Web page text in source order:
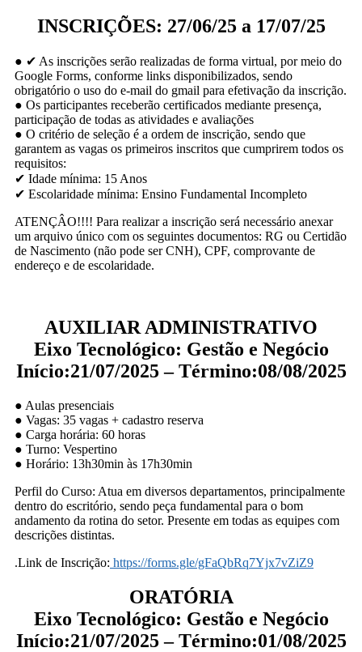
INSCRIÇÕES: 27/06/25 a 17/07/25
● ✔ As inscrições serão realizadas de forma virtual, por meio do
Google Forms, conforme links disponibilizados, sendo
obrigatório o uso do e-mail do gmail para efetivação da inscrição.
● Os participantes receberão certificados mediante presença,
participação de todas as atividades e avaliações
● O critério de seleção é a ordem de inscrição, sendo que
garantem as vagas os primeiros inscritos que cumprirem todos os
requisitos:
✔ Idade mínima: 15 Anos
✔ Escolaridade mínima: Ensino Fundamental Incompleto
ATENÇÂO!!!! Para realizar a inscrição será necessário anexar
um arquivo único com os seguintes documentos: RG ou Certidão
de Nascimento (não pode ser CNH), CPF, comprovante de
endereço e de escolaridade.
AUXILIAR ADMINISTRATIVO
Eixo Tecnológico: Gestão e Negócio
Início:21/07/2025 – Término:08/08/2025
● Aulas presenciais
● Vagas: 35 vagas + cadastro reserva
● Carga horária: 60 horas
● Turno: Vespertino
● Horário: 13h30min às 17h30min
Perfil do Curso: Atua em diversos departamentos, principalmente
dentro do escritório, sendo peça fundamental para o bom
andamento da rotina do setor. Presente em todas as equipes com
descrições distintas.
.Link de Inscrição: https://forms.gle/gFaQbRq7Yjx7vZiZ9
ORATÓRIA
Eixo Tecnológico: Gestão e Negócio
Início:21/07/2025 – Término:01/08/2025